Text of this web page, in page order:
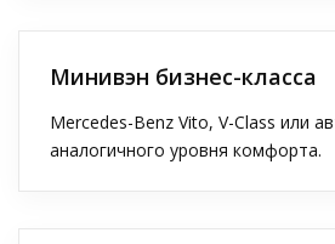
Минивэн бизнес-класса
Mercedes-Benz Vito, V-Class или
аналогичного уровня комфорта.